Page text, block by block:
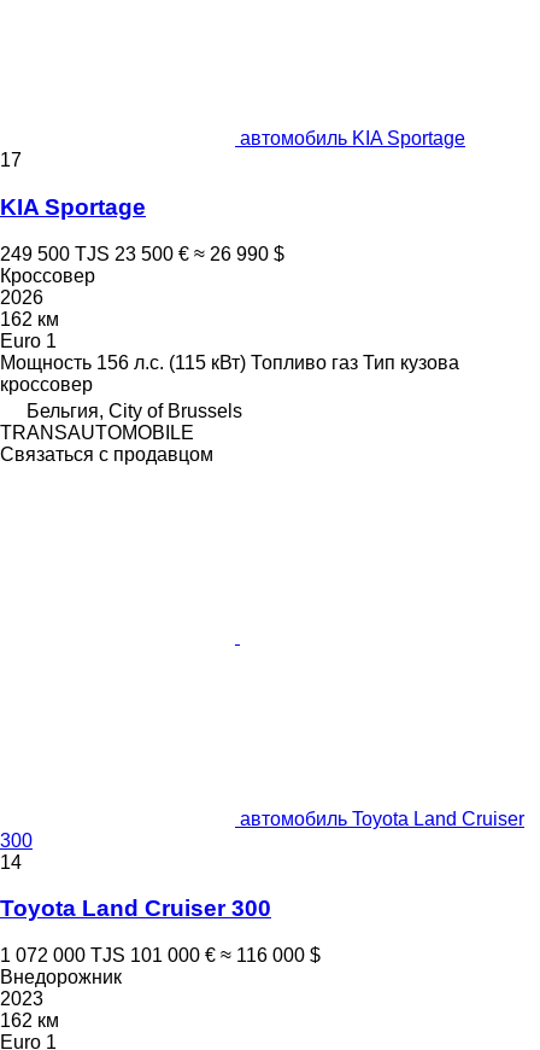
автомобиль KIA Sportage
17
KIA Sportage
249 500 TJS 23 500 € ≈ 26 990 $
Кроссовер
2026
162 км
Euro 1
Мощность 156 л.с. (115 кВт) Топливо газ Тип кузова
кроссовер
Бельгия, City of Brussels
TRANSAUTOMOBILE
Связаться с продавцом
автомобиль Toyota Land Cruiser
300
14
Toyota Land Cruiser 300
1 072 000 TJS 101 000 € ≈ 116 000 $
Внедорожник
2023
162 км
Euro 1